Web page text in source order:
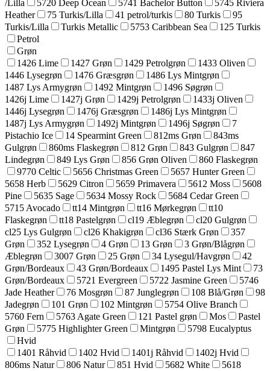
/Lilla
5720 Deep Ocean 5741 Bachelor Button
5745 Riviera
Heather
75 Turkis/Lilla 41 petrol/turkis 80 Turkis
95
Turkis/Lilla
Turkis Metallic 5753 Caribbean Sea
125 Turkis
Petrol
Grøn
1426 Lime
1427 Grøn 1429 Petrolgrøn
1433 Oliven
1446 Lysegrøn
1476 Græsgrøn
1486 Lys Mintgrøn
1487 Lys Armygrøn
1492 Mintgrøn
1496 Søgrøn
1426j Lime
1427j Grøn 1429j Petrolgrøn
1433j Oliven
1446j Lysegrøn
1476j Græsgrøn
1486j Lys Mintgrøn
1487j Lys Armygrøn
1492j Mintgrøn 1496j Søgrøn
7
Pistachio Ice
14 Spearmint Green 812ms Grøn
843ms
Gulgrøn
860ms Flaskegrøn 812 Grøn 843 Gulgrøn
847
Lindegrøn
849 Lys Grøn 856 Grøn Oliven
860 Flaskegrøn
9770 Celtic
5656 Christmas Green
5657 Hunter Green
5658 Herb
5629 Citron 5659 Primavera 5612 Moss
5608
Pine
5635 Sage 5634 Mossy Rock
5684 Cedar Green
5715 Avocado
tt14 Mintgrøn tt16 Mørkegrøn
tt10
Flaskegrøn
tt18 Pastelgrøn cl19 Æblegrøn
cl20 Gulgrøn
cl25 Lys Gulgrøn
cl26 Khakigrøn cl36 Stærk Grøn
357
Grøn
352 Lysegrøn 4 Grøn 13 Grøn
3 Grøn/Blågrøn
Æblegrøn
3007 Grøn 25 Grøn 34 Lysegul/Havgrøn
42
Grøn/Bordeaux
43 Grøn/Bordeaux 1495 Pastel Lys Mint
73
Grøn/Bordeaux
5721 Evergreen 5722 Jasmine Green
5746
Jade Heather
76 Mosgrøn 87 Junglegrøn 108 Blå/Grøn
98
Jadegrøn
101 Grøn 102 Mintgrøn
5754 Olive Branch
5760 Fern
5763 Agate Green 121 Pastel grøn Mos
Pastel
Grøn
5775 Highlighter Green Mintgrøn
5798 Eucalyptus
Hvid
1401 Råhvid
1402 Hvid 1401j Råhvid
1402j Hvid
806ms Natur
806 Natur 851 Hvid 5682 White
5618